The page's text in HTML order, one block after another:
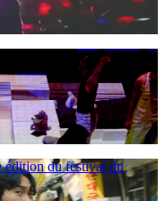
édition du festival du